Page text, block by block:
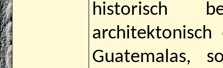
historisch
Guatemalas,